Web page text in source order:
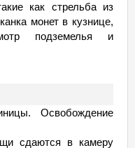
как стрельба из
монет в кузнице,
подземелья и
Освобождение
сдаются в камеру